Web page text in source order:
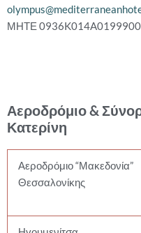
ΜΗΤΕ 0936K014A0199900
Αεροδρόμιο &
Κατερίνη
Αεροδρόμιο “Μακεδονία”
Θεσσαλονίκης